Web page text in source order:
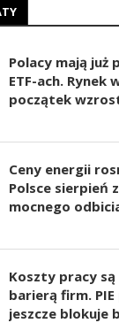
Polacy mają już
ETF-ach. Rynek
początek
Ceny energii
Polsce sierpień
mocnego
Koszty pracy są
barierą firm.
jeszcze blokuje